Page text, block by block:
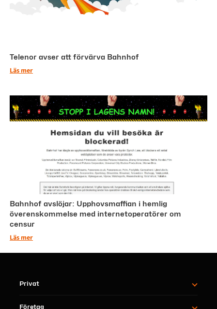
Telenor avser att förvärva Bahnhof
Läs mer
Bahnhof avslöjar: Upphovsmaffian i hemlig
överenskommelse med internetoperatörer om
censur
Läs mer
Privat
Företag